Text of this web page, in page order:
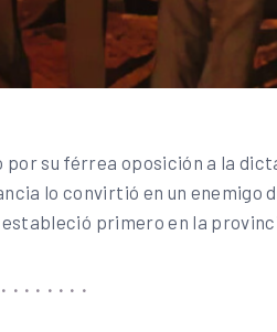
su férrea oposición a la
lo convirtió en un enemigo
primero en la